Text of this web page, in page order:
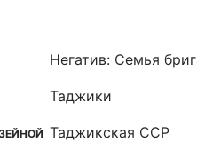
Негатив: Семья
Таджики
Таджикская ССР